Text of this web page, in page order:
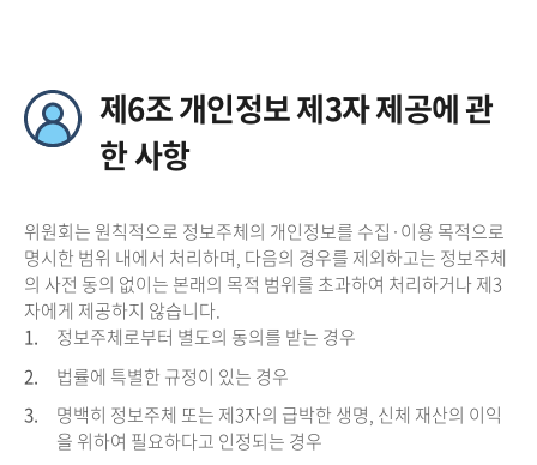
제6조 개인정보 제3자 제공에 관
한 사항
위원회는 원칙적으로 정보주체의 개인정보를 수집·이용 목적으로
명시한 범위 내에서 처리하며, 다음의 경우를 제외하고는 정보주체
의 사전 동의 없이는 본래의 목적 범위를 초과하여 처리하거나 제3
자에게 제공하지 않습니다.
1.
정보주체로부터 별도의 동의를 받는 경우
2.
법률에 특별한 규정이 있는 경우
3.
명백히 정보주체 또는 제3자의 급박한 생명, 신체 재산의 이익
을 위하여 필요하다고 인정되는 경우